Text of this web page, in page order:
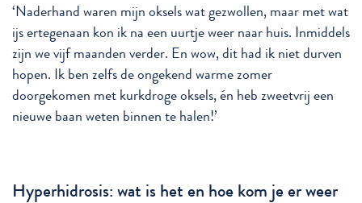
‘Naderhand waren mijn oksels wat gezwollen, maar met wat
ijs ertegenaan kon ik na een uurtje weer naar huis. Inmiddels
zijn we vijf maanden verder. En wow, dit had ik niet durven
hopen. Ik ben zelfs de ongekend warme zomer
doorgekomen met kurkdroge oksels, én heb zweetvrij een
nieuwe baan weten binnen te halen!’
Hyperhidrosis: wat is het en hoe kom je er weer